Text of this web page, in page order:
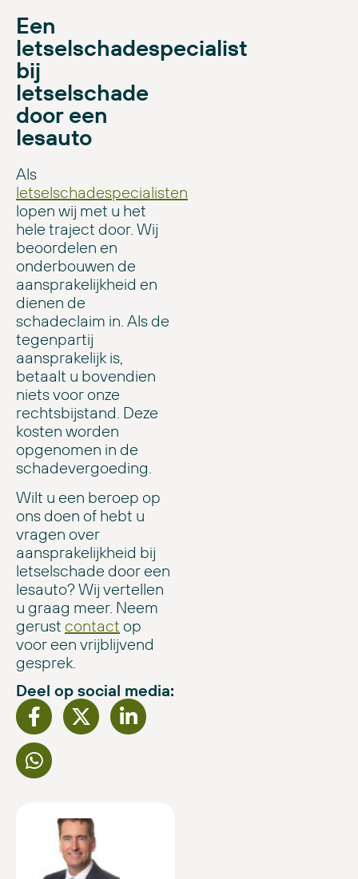
Een
letselschadespecialist
bij
letselschade
door een
lesauto
Als
letselschadespecialisten
lopen wij met u het
hele traject door. Wij
beoordelen en
onderbouwen de
aansprakelijkheid en
dienen de
schadeclaim in. Als de
tegenpartij
aansprakelijk is,
betaalt u bovendien
niets voor onze
rechtsbijstand. Deze
kosten worden
opgenomen in de
schadevergoeding.
Wilt u een beroep op
ons doen of hebt u
vragen over
aansprakelijkheid bij
letselschade door een
lesauto? Wij vertellen
u graag meer. Neem
gerust contact op
voor een vrijblijvend
gesprek.
Deel op social media: